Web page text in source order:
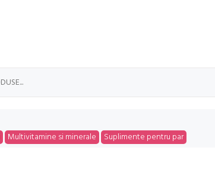
Multivitamine si minerale Suplimente pentru par